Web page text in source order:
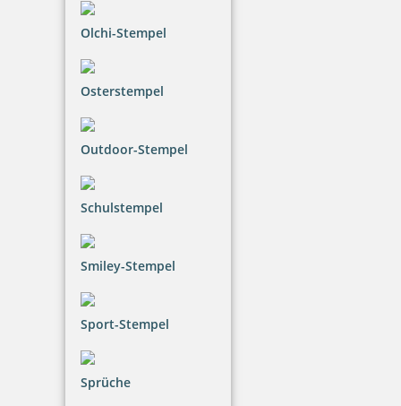
Olchi-Stempel
Osterstempel
Outdoor-Stempel
Schulstempel
Smiley-Stempel
Sport-Stempel
Sprüche
inkl. 20.00 % Mwst.